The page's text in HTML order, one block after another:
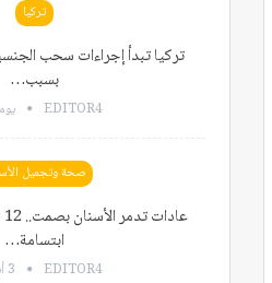
تركيا
تركيا تبدأ إجراءات سحب
بسبب…
EDITOR4
صحة وتجميل
ابتسامة…
EDITOR4 3 أيام منذ